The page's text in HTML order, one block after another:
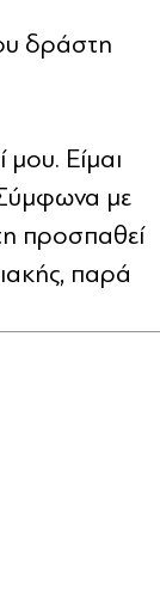
δράστη
μου. Είμαι
με
προσπαθεί
παρά